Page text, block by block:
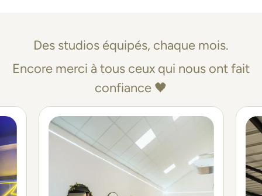
Des studios équipés, chaque mois.
Encore merci à tous ceux qui nous ont fait
confiance 🖤